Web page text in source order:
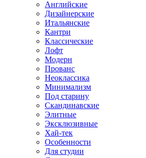
Английские
Дизайнерские
Итальянские
Кантри
Классические
Лофт
Модерн
Прованс
Неоклассика
Минимализм
Под старину
Скандинавские
Элитные
Эксклюзивные
Хай-тек
Особенности
Для студии